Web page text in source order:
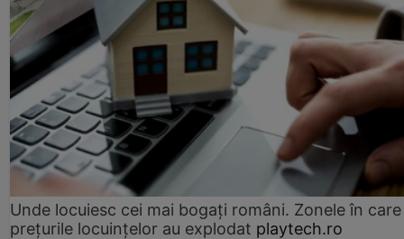
Unde locuiesc cei mai bogați români. Zonele în care
prețurile locuințelor au explodat playtech.ro